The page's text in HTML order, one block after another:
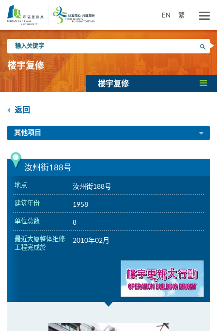
内
EN 繁
入
关
键
搜寻
楼宇复修
楼宇复修
返回
其他项目
汝州街188号
地点 汝州街188号
建筑年份 1958
单位总数 8
最近大厦整体维修
工程完成於
2010年02月